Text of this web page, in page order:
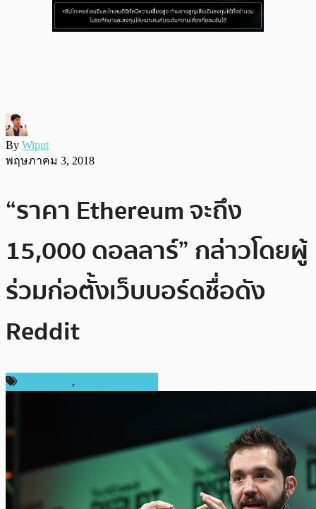
By Wiput
พฤษภาคม 3, 2018
“ราคา Ethereum จะถึง
15,000 ดอลลาร์” กล่าวโดยผู้
ร่วมก่อตั้งเว็บบอร์ดชื่อดัง
Reddit
,